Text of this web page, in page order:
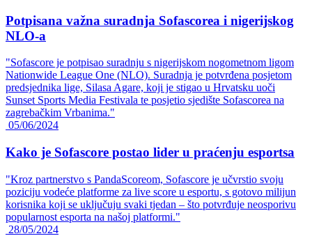
Potpisana važna suradnja Sofascorea i nigerijskog
NLO-a
"Sofascore je potpisao suradnju s nigerijskom nogometnom ligom
Nationwide League One (NLO). Suradnja je potvrđena posjetom
predsjednika lige, Silasa Agare, koji je stigao u Hrvatsku uoči
Sunset Sports Media Festivala te posjetio sjedište Sofascorea na
zagrebačkim Vrbanima."
05/06/2024
Kako je Sofascore postao lider u praćenju esportsa
"Kroz partnerstvo s PandaScoreom, Sofascore je učvrstio svoju
poziciju vodeće platforme za live score u esportu, s gotovo milijun
korisnika koji se uključuju svaki tjedan – što potvrđuje neosporivu
popularnost esporta na našoj platformi."
28/05/2024